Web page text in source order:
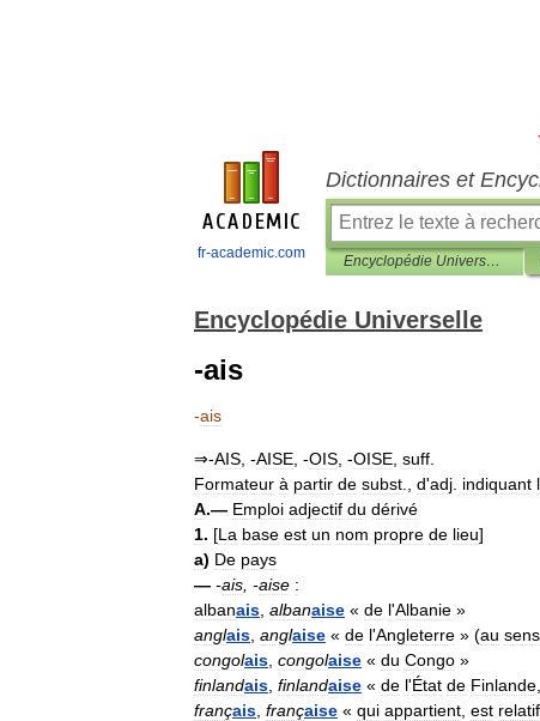
fr-academic.com
Dictionnaires et
Encyclopédie Universelle
Encyclopédie Universelle
-ais
-ais
⇒-AIS , -AISE , -OIS , -OISE suff
Formateur à partir de subst d'adj indiquant l
A.— Emploi adjectif du dérivé
1. [La base est un nom propre de lieu]
a) De pays
— -ais , -aise :
albanais albanaise « de l'Albanie »
anglais anglaise « de l'Angleterre » (au sens
congolais congolaise « du Congo »
finlandais finlandaise « de l'État de Finlande
français française « qui appartient est relatif